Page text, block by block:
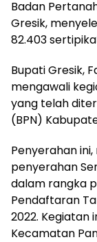
Badan
Gresik,
82.403
Bupati Gresik,
mengawali
yang telah
(BPN)
Penyerahan
penyerahan
dalam rangka
Pendaftaran
2022. Kegiatan
Kecamatan